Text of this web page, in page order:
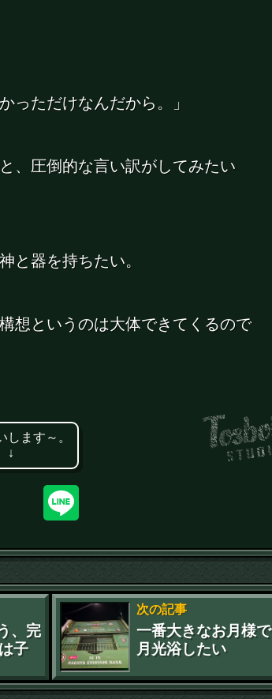
っただけなんだから。」
、圧倒的な言い訳がしてみたい
と器を持ちたい。
想というのは大体できてくるので
します～。
、完
子
次の記事
一番大きなお月様で
月光浴したい